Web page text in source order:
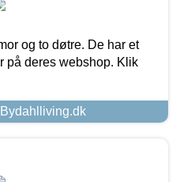
og to døtre. De har et
på deres webshop. Klik